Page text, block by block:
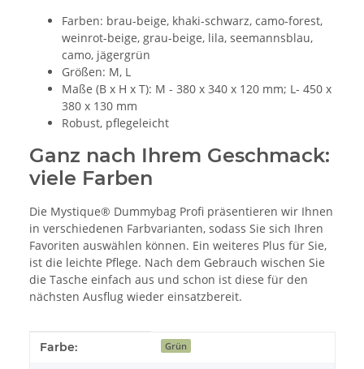
Farben: brau-beige, khaki-schwarz, camo-forest,
weinrot-beige, grau-beige, lila, seemannsblau,
camo, jägergrün
Größen: M, L
Maße (B x H x T): M - 380 x 340 x 120 mm; L- 450 x
380 x 130 mm
Robust, pflegeleicht
Ganz nach Ihrem Geschmack:
viele Farben
Die Mystique® Dummybag Profi präsentieren wir Ihnen
in verschiedenen Farbvarianten, sodass Sie sich Ihren
Favoriten auswählen können. Ein weiteres Plus für Sie,
ist die leichte Pflege. Nach dem Gebrauch wischen Sie
die Tasche einfach aus und schon ist diese für den
nächsten Ausflug wieder einsatzbereit.
Produkteigenschaft
Wert
Farbe: Grün